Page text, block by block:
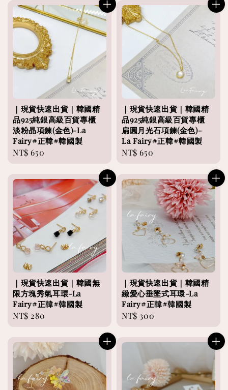
｜現貨快速出貨｜韓國精
品925純銀高級百貨專櫃
淡粉晶項鍊(金色)-La
Fairy#正韓#韓國製
Regular
NT$ 650
｜現貨快速出貨｜韓國精
品925純銀高級百貨專櫃
扁圓月光石項鍊(金色)-
La Fairy#正韓#韓國製
Regular
NT$ 650
｜現貨快速出貨｜韓國無
限方塊秀氣耳環-La
Fairy#正韓#韓國製
Regular
NT$ 280
｜現貨快速出貨｜韓國精
緻愛心垂墜式耳環-La
Fairy#正韓#韓國製
Regular
NT$ 300